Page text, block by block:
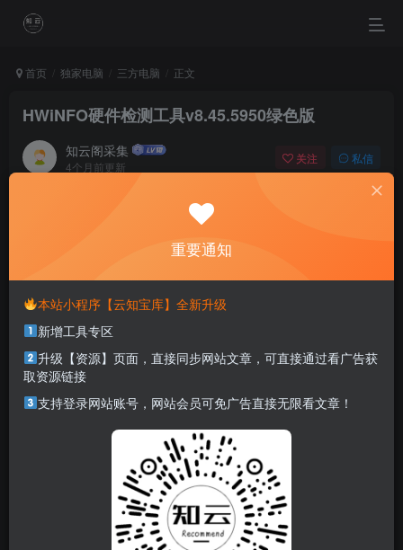
首页 独家电脑 三方电脑 正文
HWiNFO硬件检测工具v8.45.5950绿色版
知云阁采集
4个月前更新
关注 私信
When we learn to treasure simple happiness then we will
be winners in life.
本站部分资源打包为压缩包以方便分享，涉及较多
解压密码，如果你下载的资源需要解压密码，请点
击解压密码查看
软件介绍
始于上世纪90年代并且一直在稳定更新的老牌硬件分析及监
控工具HWiNFO ，针对个人及非商业用途免费。自从7.20版
推出中文版以来，经过几个版本的改进，中文愈发准确。适
合电脑系统中使用的系统信息监测工具，HWiNFO可以显示
重要通知
本站小程序【云知宝库】全新升级
新增工具专区
升级【资源】页面，直接同步网站文章，可直接通过看广告获
取资源链接
支持登录网站账号，网站会员可免广告直接无限看文章！